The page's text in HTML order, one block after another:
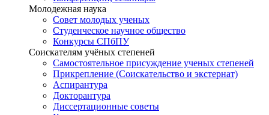
Молодежная наука
Совет молодых ученых
Студенческое научное общество
Конкурсы СПбПУ
Соискателям учёных степеней
Самостоятельное присуждение ученых степеней
Прикрепление (Соискательство и экстернат)
Аспирантура
Докторантура
Диссертационные советы